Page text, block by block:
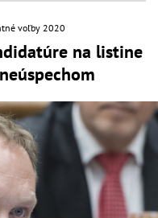
voľby 2020
na listine